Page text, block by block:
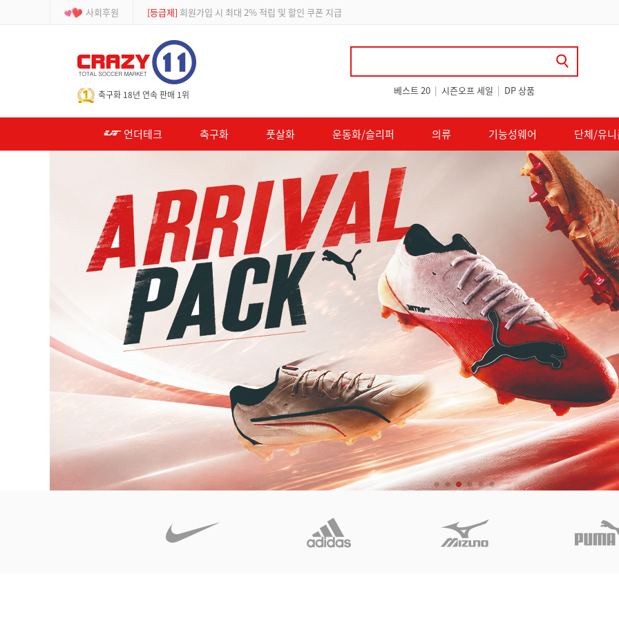
사회후원 [이벤트] APP 주문 시 적립금 500원 추가적립
축구화 18년 연속 판매 1위 베스트 20 | 시즌오프 세일 | DP 상품
언더테크 축구화 풋살화 운동화/슬리퍼 의류 기능성웨어 단체/유